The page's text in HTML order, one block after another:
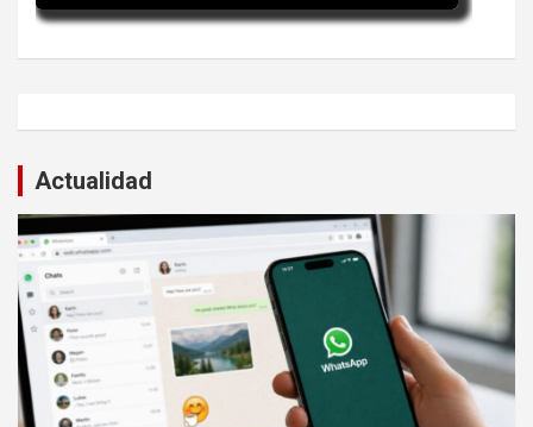
Actualidad